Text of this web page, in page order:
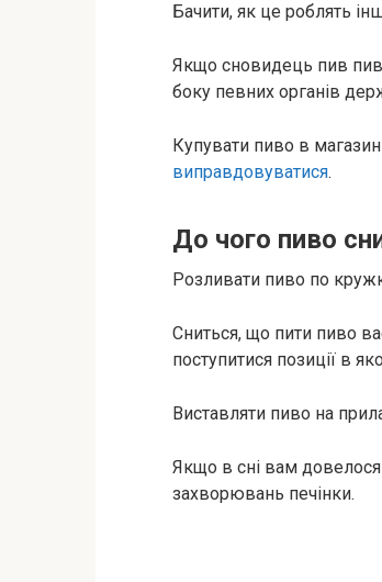
Бачити, як це роблять
Якщо сновидець пив
боку певних органів
Купувати пиво в
виправдовуватися.
До чого пиво
Розливати пиво по
Сниться, що пити пиво
поступитися позиції в
Виставляти пиво на
Якщо в сні вам довелося
захворювань печінки.